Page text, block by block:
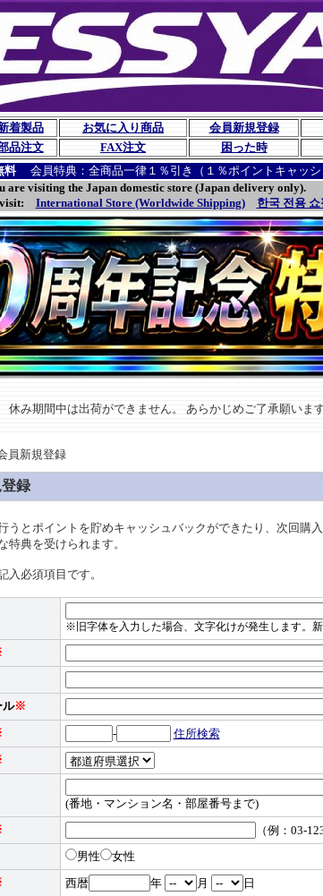
着製品 お気に入り商品 会員新規登録
品注文 FAX注文 困った時
料会員特典：全商品一律１％引き（１％ポイントキャッシ
are visiting the Japan domestic store (Japan delivery only).
visit: International Store (Worldwide Shipping) 한국 전용
み期間中は出荷ができません。 あらかじめご了承願います
員新規登録
録
うとポイントを貯めキャッシュバックができたり、次回購
特典を受けられます。
入必須項目です。
※旧字体を入力した場合、文字化けが発生します。
ル※
-
住所検索
(番地・マンション名・部屋番号まで)
（例：03-
男性
女性
西暦 年 月
日